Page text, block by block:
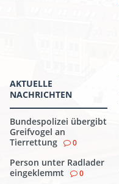
AKTUELLE
NACHRICHTEN
Bundespolizei übergibt
Greifvogel an
Tierrettung
0
Person unter Radlader
eingeklemmt
0